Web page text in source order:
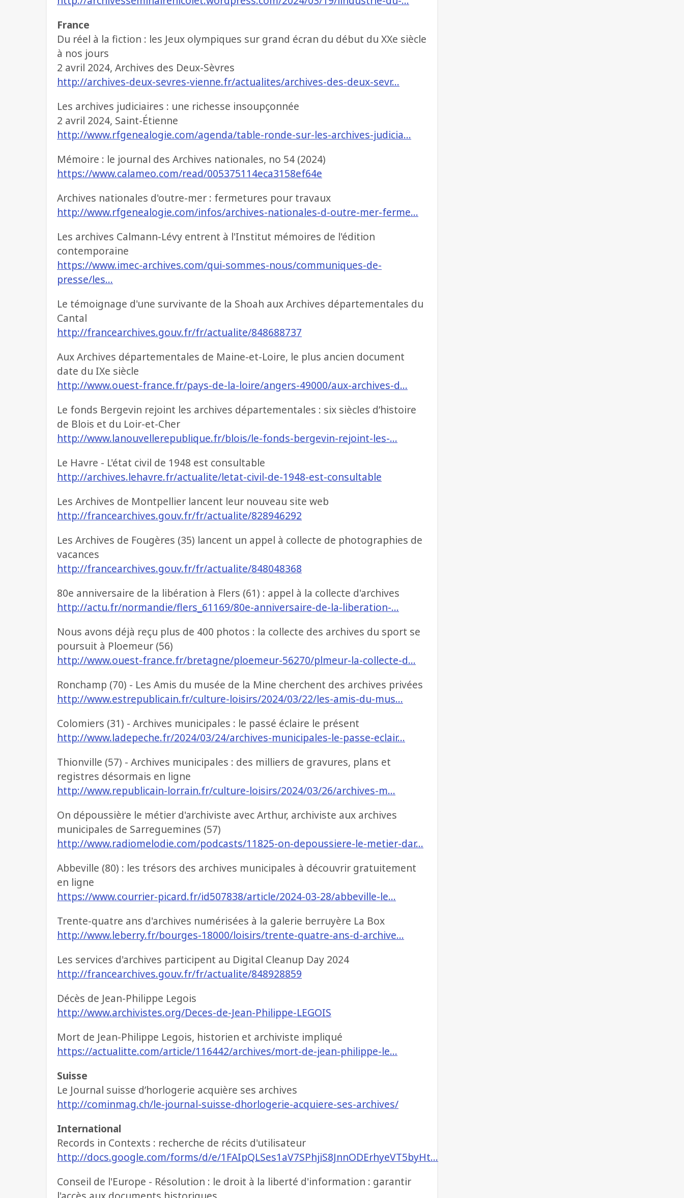
France
Du réel à la fiction : les Jeux olympiques sur grand écran du début du XXe siècle
à nos jours
2 avril 2024, Archives des Deux-Sèvres
http://archives-deux-sevres-vienne.fr/actualites/archives-des-deux-sevr…
Les archives judiciaires : une richesse insoupçonnée
2 avril 2024, Saint-Étienne
http://www.rfgenealogie.com/agenda/table-ronde-sur-les-archives-judicia…
Mémoire : le journal des Archives nationales, no 54 (2024)
https://www.calameo.com/read/005375114eca3158ef64e
Archives nationales d'outre-mer : fermetures pour travaux
http://www.rfgenealogie.com/infos/archives-nationales-d-outre-mer-ferme…
Les archives Calmann-Lévy entrent à l'Institut mémoires de l'édition
contemporaine
https://www.imec-archives.com/qui-sommes-nous/communiques-de-
presse/les…
Le témoignage d'une survivante de la Shoah aux Archives départementales du
Cantal
http://francearchives.gouv.fr/fr/actualite/848688737
Aux Archives départementales de Maine-et-Loire, le plus ancien document
date du IXe siècle
http://www.ouest-france.fr/pays-de-la-loire/angers-49000/aux-archives-d…
Le fonds Bergevin rejoint les archives départementales : six siècles d’histoire
de Blois et du Loir-et-Cher
http://www.lanouvellerepublique.fr/blois/le-fonds-bergevin-rejoint-les-…
Le Havre - L'état civil de 1948 est consultable
http://archives.lehavre.fr/actualite/letat-civil-de-1948-est-consultable
Les Archives de Montpellier lancent leur nouveau site web
http://francearchives.gouv.fr/fr/actualite/828946292
Les Archives de Fougères (35) lancent un appel à collecte de photographies de
vacances
http://francearchives.gouv.fr/fr/actualite/848048368
80e anniversaire de la libération à Flers (61) : appel à la collecte d'archives
http://actu.fr/normandie/flers_61169/80e-anniversaire-de-la-liberation-…
Nous avons déjà reçu plus de 400 photos : la collecte des archives du sport se
poursuit à Ploemeur (56)
http://www.ouest-france.fr/bretagne/ploemeur-56270/plmeur-la-collecte-d…
Ronchamp (70) - Les Amis du musée de la Mine cherchent des archives privées
http://www.estrepublicain.fr/culture-loisirs/2024/03/22/les-amis-du-mus…
Colomiers (31) - Archives municipales : le passé éclaire le présent
http://www.ladepeche.fr/2024/03/24/archives-municipales-le-passe-eclair…
Thionville (57) - Archives municipales : des milliers de gravures, plans et
registres désormais en ligne
http://www.republicain-lorrain.fr/culture-loisirs/2024/03/26/archives-m…
On dépoussière le métier d'archiviste avec Arthur, archiviste aux archives
municipales de Sarreguemines (57)
http://www.radiomelodie.com/podcasts/11825-on-depoussiere-le-metier-dar…
Abbeville (80) : les trésors des archives municipales à découvrir gratuitement
en ligne
https://www.courrier-picard.fr/id507838/article/2024-03-28/abbeville-le…
Trente-quatre ans d'archives numérisées à la galerie berruyère La Box
http://www.leberry.fr/bourges-18000/loisirs/trente-quatre-ans-d-archive…
Les services d'archives participent au Digital Cleanup Day 2024
http://francearchives.gouv.fr/fr/actualite/848928859
Décès de Jean-Philippe Legois
http://www.archivistes.org/Deces-de-Jean-Philippe-LEGOIS
Mort de Jean-Philippe Legois, historien et archiviste impliqué
https://actualitte.com/article/116442/archives/mort-de-jean-philippe-le…
Suisse
Le Journal suisse d’horlogerie acquière ses archives
http://cominmag.ch/le-journal-suisse-dhorlogerie-acquiere-ses-archives/
International
Records in Contexts : recherche de récits d'utilisateur
http://docs.google.com/forms/d/e/1FAIpQLSes1aV7SPhjiS8JnnODErhyeVT5byHt…
Conseil de l'Europe - Résolution : le droit à la liberté d'information : garantir